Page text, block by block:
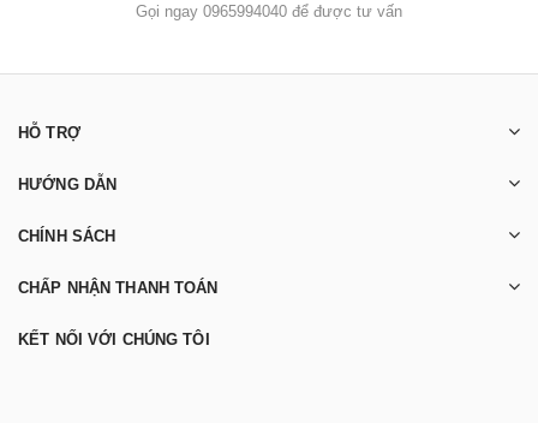
Gọi ngay 0965994040 để được tư vấn
HỖ TRỢ
HƯỚNG DẪN
CHÍNH SÁCH
CHẤP NHẬN THANH TOÁN
KẾT NỐI VỚI CHÚNG TÔI